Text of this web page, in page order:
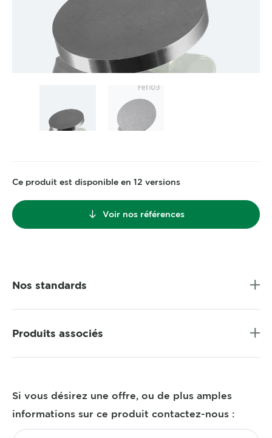
Ce produit est disponible en 12 versions
Voir nos références
Nos standards
Produits associés
Si vous désirez une offre, ou de plus amples
informations sur ce produit contactez-nous :